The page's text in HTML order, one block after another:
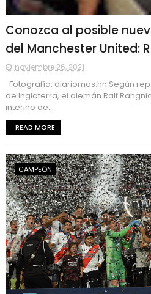
Conozca al posible
del Manchester United:
noviembre 26, 2021
Fotografía: diariomas.hn Según
de Inglaterra, el alemán Ralf
interino de...
READ MORE
CAMPEÓN